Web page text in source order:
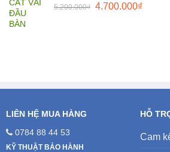
5.200.000₫ Giá
4.700.000₫Giá
LIÊN HỆ MUA HÀNG
0784 88 44 53
KỸ THUẬT BẢO HÀNH
HỖ
Cam